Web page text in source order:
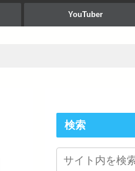
YouTuber
検索